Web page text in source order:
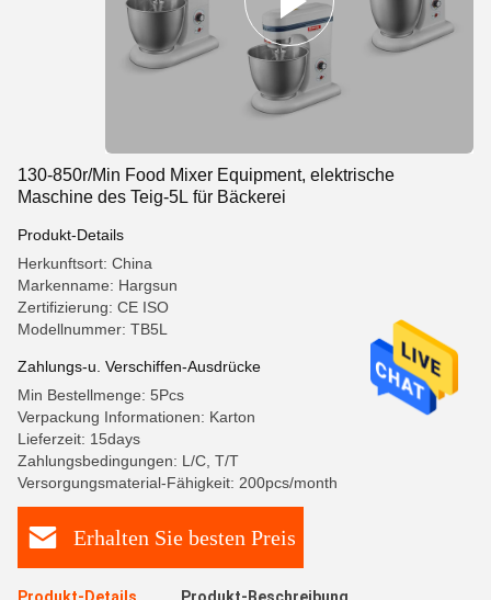
130-850r/Min Food Mixer Equipment, elektrische
Maschine des Teig-5L für Bäckerei
Produkt-Details
Herkunftsort: China
Markenname: Hargsun
Zertifizierung: CE ISO
Modellnummer: TB5L
Zahlungs-u. Verschiffen-Ausdrücke
Min Bestellmenge: 5Pcs
Verpackung Informationen: Karton
Lieferzeit: 15days
Zahlungsbedingungen: L/C, T/T
Versorgungsmaterial-Fähigkeit: 200pcs/month
Erhalten Sie besten Preis